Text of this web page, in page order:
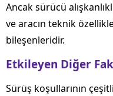
Ancak sürücü
ve aracın teknik
bileşenleridir.
Etkileyen Diğer
Sürüş koşullarının